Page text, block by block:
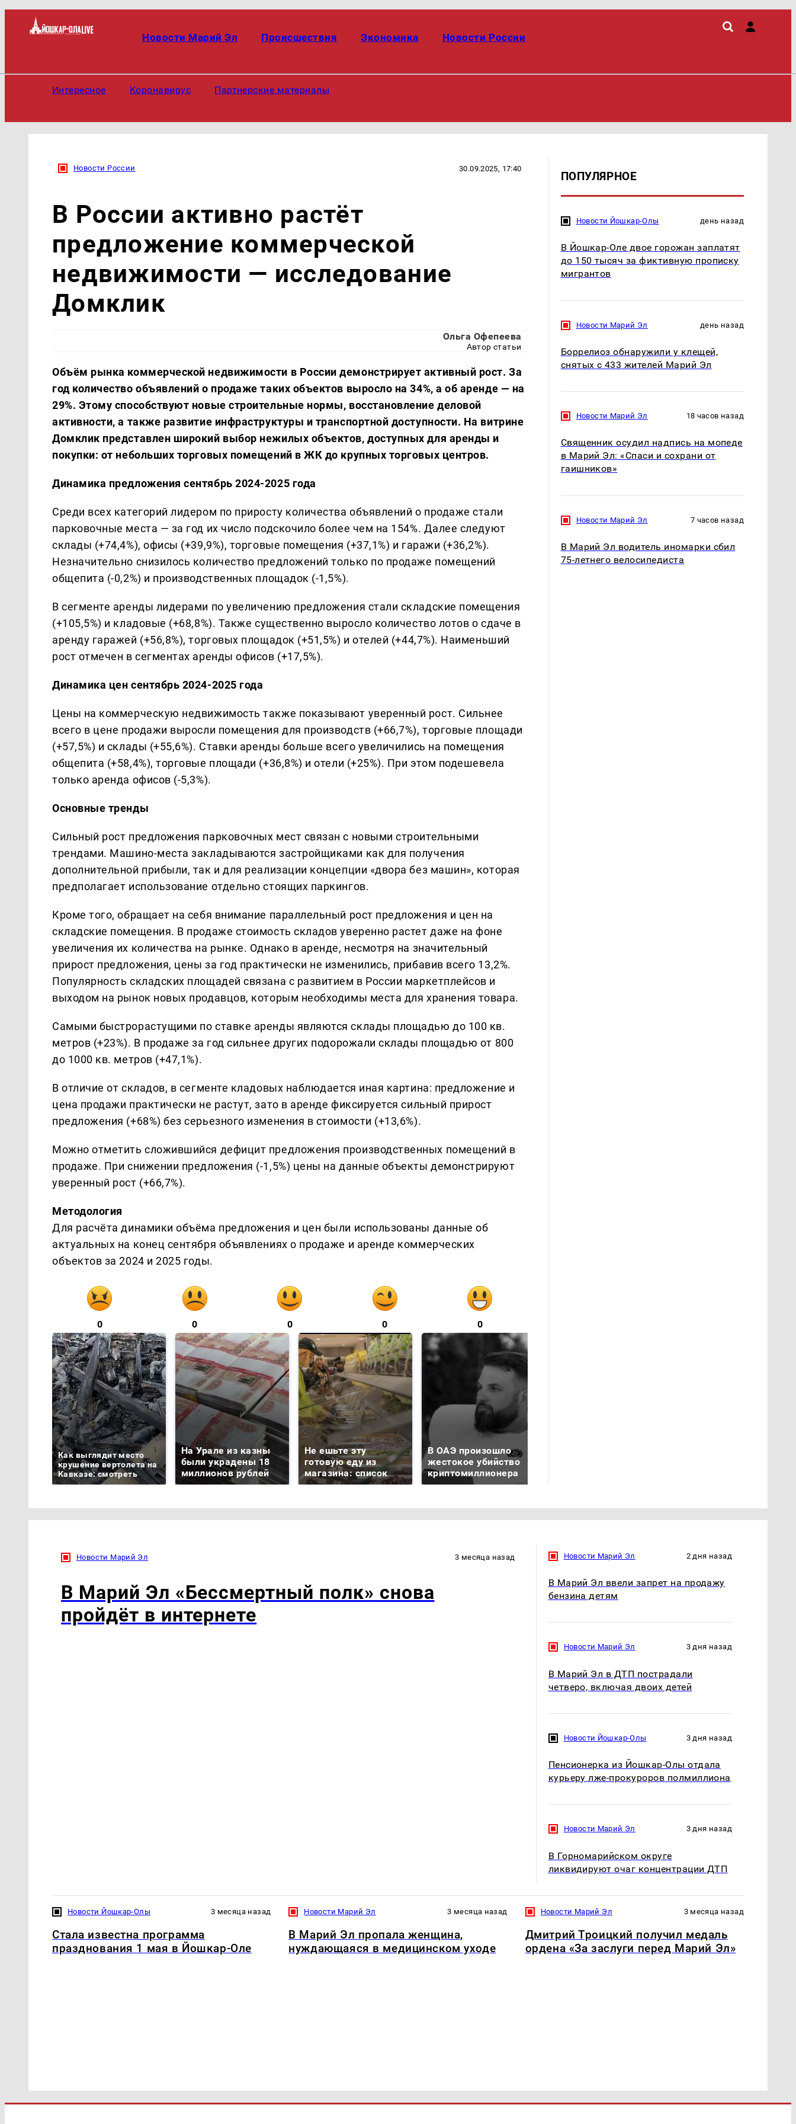
Новости Марий Эл Происшествия Экономика Новости России
Интересное Коронавирус Партнерские материалы
Новости России 30.09.2025, 17:40
В России активно растёт
предложение коммерческой
недвижимости — исследование
Домклик
Ольга Офепеева
Автор статьи
Объём рынка коммерческой недвижимости в России демонстрирует активный рост. За
год количество объявлений о продаже таких объектов выросло на 34%, а об аренде — на
29%. Этому способствуют новые строительные нормы, восстановление деловой
активности, а также развитие инфраструктуры и транспортной доступности. На витрине
Домклик представлен широкий выбор нежилых объектов, доступных для аренды и
покупки: от небольших торговых помещений в ЖК до крупных торговых центров.
Динамика предложения сентябрь 2024-2025 года
Среди всех категорий лидером по приросту количества объявлений о продаже стали
парковочные места — за год их число подскочило более чем на 154%. Далее следуют
склады (+74,4%), офисы (+39,9%), торговые помещения (+37,1%) и гаражи (+36,2%).
Незначительно снизилось количество предложений только по продаже помещений
общепита (-0,2%) и производственных площадок (-1,5%).
В сегменте аренды лидерами по увеличению предложения стали складские помещения
(+105,5%) и кладовые (+68,8%). Также существенно выросло количество лотов о сдаче в
аренду гаражей (+56,8%), торговых площадок (+51,5%) и отелей (+44,7%). Наименьший
рост отмечен в сегментах аренды офисов (+17,5%).
Динамика цен сентябрь 2024-2025 года
Цены на коммерческую недвижимость также показывают уверенный рост. Сильнее
всего в цене продажи выросли помещения для производств (+66,7%), торговые площади
(+57,5%) и склады (+55,6%). Ставки аренды больше всего увеличились на помещения
общепита (+58,4%), торговые площади (+36,8%) и отели (+25%). При этом подешевела
только аренда офисов (-5,3%).
Основные тренды
Сильный рост предложения парковочных мест связан с новыми строительными
трендами. Машино-места закладываются застройщиками как для получения
дополнительной прибыли, так и для реализации концепции «двора без машин», которая
предполагает использование отдельно стоящих паркингов.
Кроме того, обращает на себя внимание параллельный рост предложения и цен на
складские помещения. В продаже стоимость складов уверенно растет даже на фоне
увеличения их количества на рынке. Однако в аренде, несмотря на значительный
прирост предложения, цены за год практически не изменились, прибавив всего 13,2%.
Популярность складских площадей связана с развитием в России маркетплейсов и
выходом на рынок новых продавцов, которым необходимы места для хранения товара.
Самыми быстрорастущими по ставке аренды являются склады площадью до 100 кв.
метров (+23%). В продаже за год сильнее других подорожали склады площадью от 800
до 1000 кв. метров (+47,1%).
В отличие от складов, в сегменте кладовых наблюдается иная картина: предложение и
цена продажи практически не растут, зато в аренде фиксируется сильный прирост
предложения (+68%) без серьезного изменения в стоимости (+13,6%).
Можно отметить сложившийся дефицит предложения производственных помещений в
продаже. При снижении предложения (-1,5%) цены на данные объекты демонстрируют
уверенный рост (+66,7%).
Методология
Для расчёта динамики объёма предложения и цен были использованы данные об
актуальных на конец сентября объявлениях о продаже и аренде коммерческих
объектов за 2024 и 2025 годы.
0 0 0 0 0
Как выглядит место
крушение вертолета на
Кавказе: смотреть
На Урале из казны
были украдены 18
миллионов рублей
Не ешьте эту
готовую еду из
магазина: список
В ОАЭ произошло
жестокое убийство
криптомиллионера
ПОПУЛЯРНОЕ
Новости Йошкар-Олы день назад
В Йошкар-Оле двое горожан заплатят
до 150 тысяч за фиктивную прописку
мигрантов
Новости Марий Эл день назад
Боррелиоз обнаружили у клещей,
снятых с 433 жителей Марий Эл
Новости Марий Эл 18 часов назад
Священник осудил надпись на мопеде
в Марий Эл: «Спаси и сохрани от
гаишников»
Новости Марий Эл 7 часов назад
В Марий Эл водитель иномарки сбил
75-летнего велосипедиста
Новости Марий Эл 3 месяца назад
В Марий Эл «Бессмертный полк» снова
пройдёт в интернете
Новости Марий Эл 2 дня назад
В Марий Эл ввели запрет на продажу
бензина детям
Новости Марий Эл 3 дня назад
В Марий Эл в ДТП пострадали
четверо, включая двоих детей
Новости Йошкар-Олы 3 дня назад
Пенсионерка из Йошкар-Олы отдала
курьеру лже-прокуроров полмиллиона
Новости Марий Эл 3 дня назад
В Горномарийском округе
ликвидируют очаг концентрации ДТП
Новости Йошкар-Олы 3 месяца назад
Стала известна программа
празднования 1 мая в Йошкар-Оле
Новости Марий Эл 3 месяца назад
В Марий Эл пропала женщина,
нуждающаяся в медицинском уходе
Новости Марий Эл 3 месяца назад
Дмитрий Троицкий получил медаль
ордена «За заслуги перед Марий Эл»